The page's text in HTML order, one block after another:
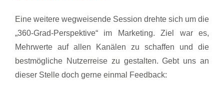
Eine weitere wegweisende Session drehte sich um die
„360-Grad-Perspektive“ im Marketing. Ziel war es,
Mehrwerte auf allen Kanälen zu schaffen und die
bestmögliche Nutzerreise zu gestalten. Gebt uns an
dieser Stelle doch gerne einmal Feedback: